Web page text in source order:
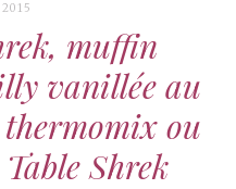
muffin
vanillée au
ou
Shrek